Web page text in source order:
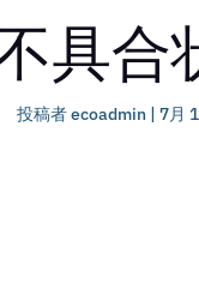
具合
投稿者ecoadmin | 7月